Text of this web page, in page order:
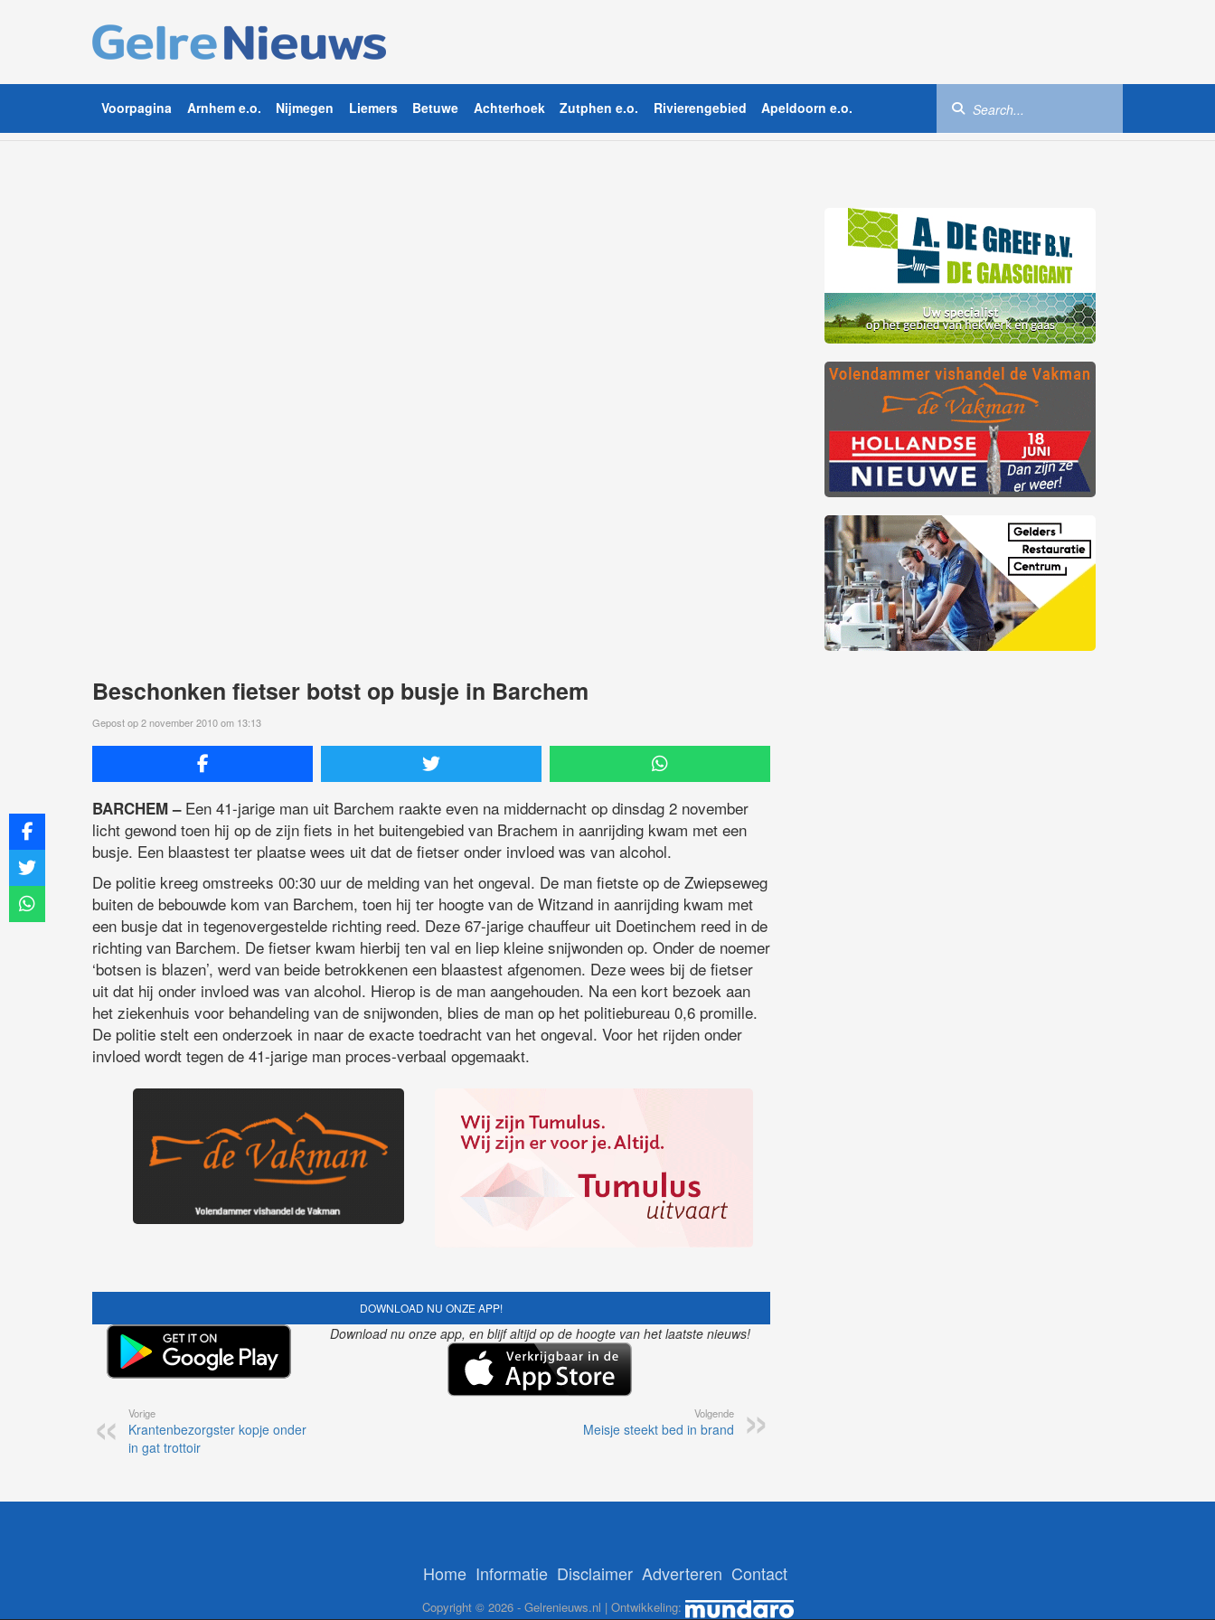
Voorpagina Arnhem e.o. Nijmegen Liemers Betuwe Achterhoek Zutphen e.o. Rivierengebied Apeldoorn e.o.
Beschonken fietser botst op busje in Barchem
Gepost op 2 november 2010 om 13:13
BARCHEM –Een 41-jarige man uit Barchem raakte even na middernacht op dinsdag 2 november
licht gewond toen hij op de zijn fiets in het buitengebied van Brachem in aanrijding kwam met een
busje. Een blaastest ter plaatse wees uit dat de fietser onder invloed was van alcohol.
De politie kreeg omstreeks 00:30 uur de melding van het ongeval. De man fietste op de Zwiepseweg
buiten de bebouwde kom van Barchem, toen hij ter hoogte van de Witzand in aanrijding kwam met
een busje dat in tegenovergestelde richting reed. Deze 67-jarige chauffeur uit Doetinchem reed in de
richting van Barchem. De fietser kwam hierbij ten val en liep kleine snijwonden op. Onder de noemer
‘botsen is blazen’, werd van beide betrokkenen een blaastest afgenomen. Deze wees bij de fietser
uit dat hij onder invloed was van alcohol. Hierop is de man aangehouden. Na een kort bezoek aan
het ziekenhuis voor behandeling van de snijwonden, blies de man op het politiebureau 0,6 promille.
De politie stelt een onderzoek in naar de exacte toedracht van het ongeval. Voor het rijden onder
invloed wordt tegen de 41-jarige man proces-verbaal opgemaakt.
DOWNLOAD NU ONZE APP!
Download nu onze app, en blijf altijd op de hoogte van het laatste nieuws!
Vorige
Krantenbezorgster kopje onder
in gat trottoir
Volgende
Meisje steekt bed in brand
Home Informatie Disclaimer Adverteren Contact
Copyright © 2026 - Gelrenieuws.nl | Ontwikkeling: